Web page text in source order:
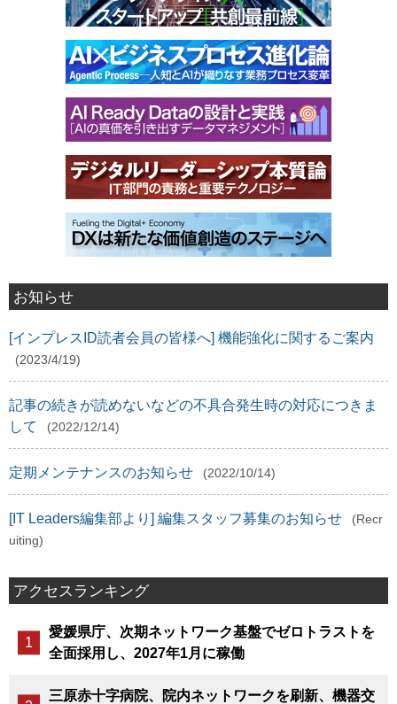
お知らせ
[インプレスID読者会員の皆様へ] 機能強化に関するご案内
(2023/4/19)
記事の続きが読めないなどの不具合発生時の対応につきま
して
(2022/12/14)
定期メンテナンスのお知らせ (2022/10/14)
[IT Leaders編集部より] 編集スタッフ募集のお知らせ
(Recr
uiting)
アクセスランキング
愛媛県庁、次期ネットワーク基盤でゼロトラストを
全面採用し、2027年1月に稼働
三原赤十字病院、院内ネットワークを刷新、機器交